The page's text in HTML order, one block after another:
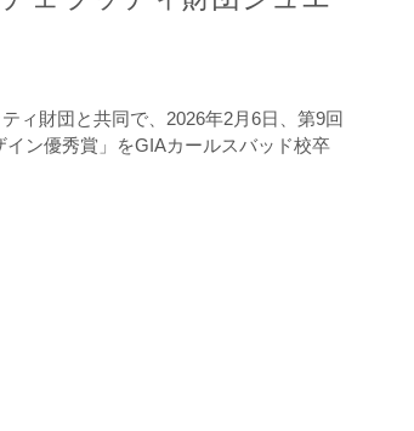
ィ財団と共同で、2026年2月6日、第9回
イン優秀賞」をGIAカールスバッド校卒